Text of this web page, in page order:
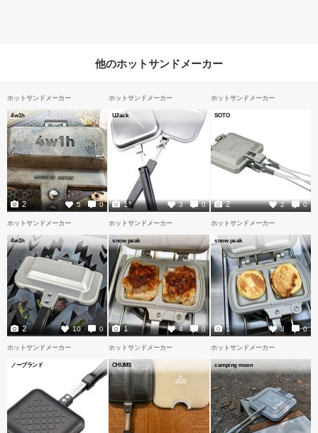
他のホットサンドメーカー
ホットサンドメーカー
4w1h
5 0
2
ホットサンドメーカー
UJack
3 0
1
ホットサンドメーカー
SOTO
2 0
2
ホットサンドメーカー
4w1h
10 0
2
ホットサンドメーカー
snow peak
4 0
1
ホットサンドメーカー
snow peak
3 0
1
ホットサンドメーカー
ノーブランド
ホットサンドメーカー
CHUMS
ホットサンドメーカー
camping moon